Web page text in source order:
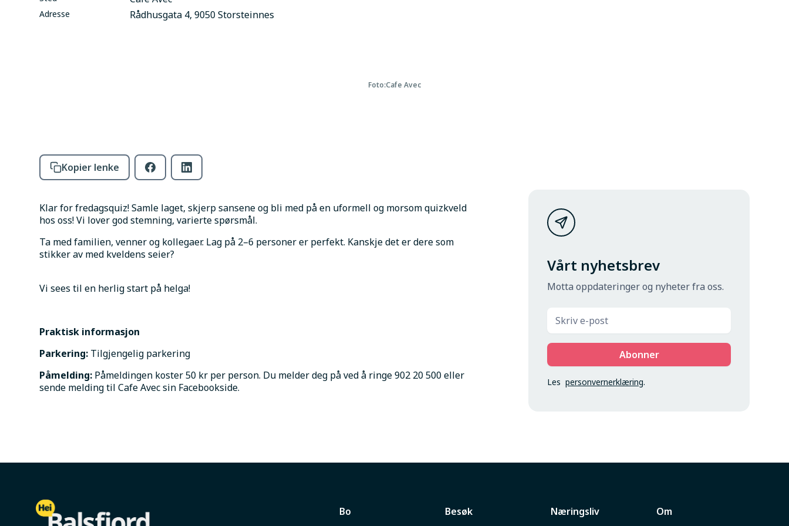
Adresse Rådhusgata 4, 9050 Storsteinnes
Foto:Cafe Avec
Kopier lenke
Klar for fredagsquiz! Samle laget, skjerp sansene og bli med på en uformell og morsom quizkveld
hos oss! Vi lover god stemning, varierte spørsmål.
Ta med familien, venner og kollegaer. Lag på 2–6 personer er perfekt. Kanskje det er dere som
stikker av med kveldens seier?
Vi sees til en herlig start på helga!
Praktisk informasjon
Parkering: Tilgjengelig parkering
Påmelding: Påmeldingen koster 50 kr per person. Du melder deg på ved å ringe 902 20 500 eller
sende melding til Cafe Avec sin Facebookside.
Vårt nyhetsbrev
Motta oppdateringer og nyheter fra oss.
Lespersonvernerklæring.
Bo Besøk Næringsliv Om